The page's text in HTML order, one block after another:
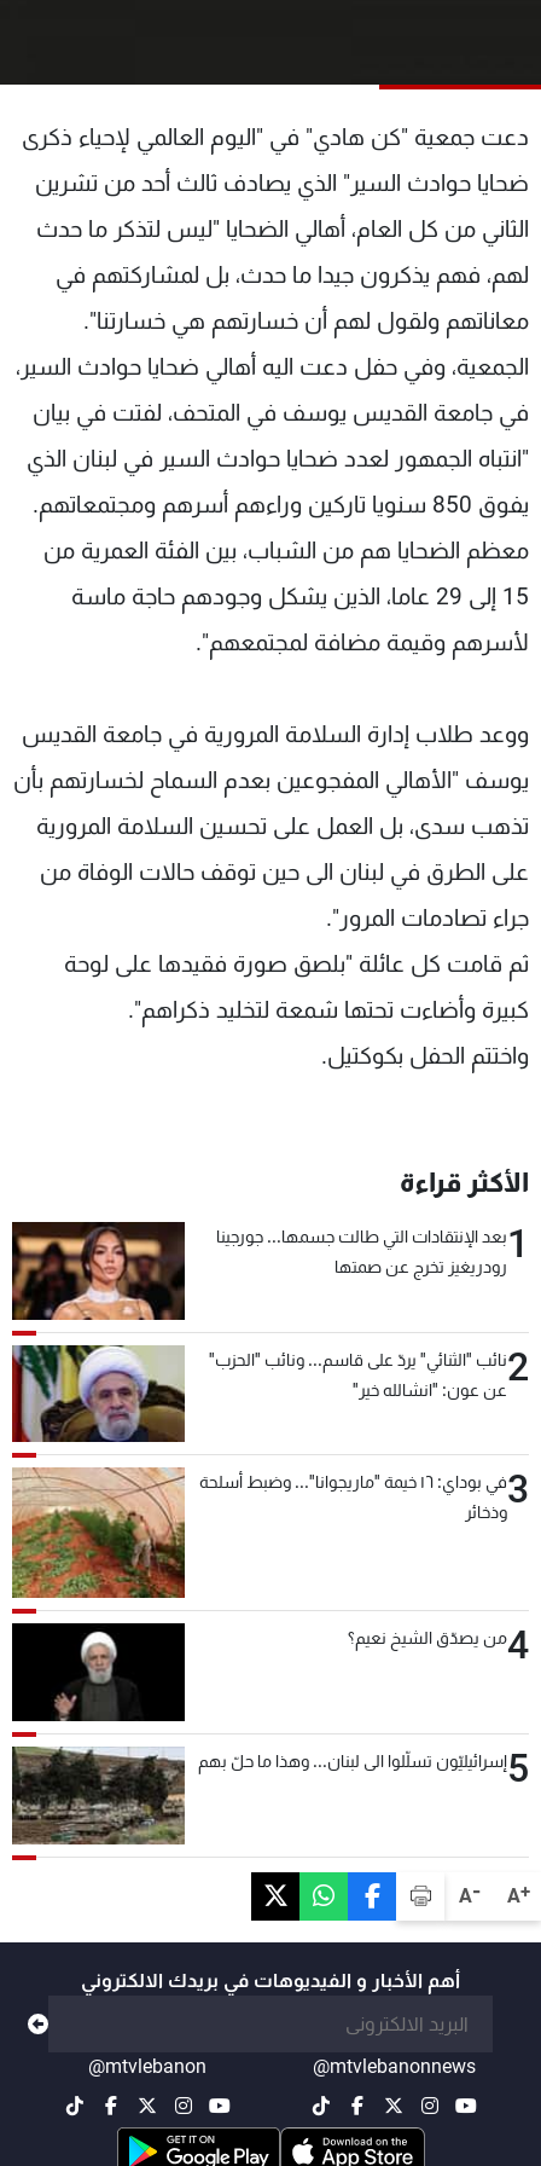
A+
A-
دعت جمعية "كن هادي" في "اليوم العالمي لإحياء ذكرى
ضحايا حوادث السير" الذي يصادف ثالث أحد من تشرين
الثاني من كل العام، أهالي الضحايا "ليس لتذكر ما حدث
لهم، فهم يذكرون جيدا ما حدث، بل لمشاركتهم في
معاناتهم ولقول لهم أن خسارتهم هي خسارتنا".
الجمعية، وفي حفل دعت اليه أهالي ضحايا حوادث السير،
في جامعة القديس يوسف في المتحف، لفتت في بيان
"انتباه الجمهور لعدد ضحايا حوادث السير في لبنان الذي
يفوق 850 سنويا تاركين وراءهم أسرهم ومجتمعاتهم.
معظم الضحايا هم من الشباب، بين الفئة العمرية من
15 إلى 29 عاما، الذين يشكل وجودهم حاجة ماسة
لأسرهم وقيمة مضافة لمجتمعهم".
ووعد طلاب إدارة السلامة المرورية في جامعة القديس
يوسف "الأهالي المفجوعين بعدم السماح لخسارتهم بأن
تذهب سدى، بل العمل على تحسين السلامة المرورية
على الطرق في لبنان الى حين توقف حالات الوفاة من
جراء تصادمات المرور".
ثم قامت كل عائلة "بلصق صورة فقيدها على لوحة
كبيرة وأضاءت تحتها شمعة لتخليد ذكراهم".
واختتم الحفل بكوكتيل.
الأكثر قراءة
1بعد الإنتقادات التي طالت جسمها... جورجينا
رودريغيز تخرج عن صمتها
2نائب "الثنائي" يردّ على قاسم... ونائب "الحزب"
عن عون: "انشالله خير"
3
في بوداي: ١٦ خيمة "ماريجوانا"... وضبط أسلحة
وذخائر
4من يصدّق الشيخ نعيم؟
5إسرائيليّون تسلّلوا الى لبنان... وهذا ما حلّ بهم
أهم الأخبار و الفيديوهات في بريدك الالكتروني
@mtvlebanonnews
@mtvlebanon
عن MTV
لاعلاناتكم
وظائف
شروط الإسـتخدام